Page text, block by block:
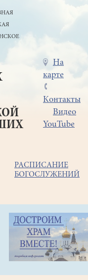
Меню
в
шапке
На
карте
Контакты
Видео
YouTube
РАСПИСАНИЕ
БОГОСЛУЖЕНИЙ